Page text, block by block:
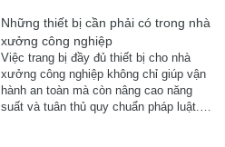
vận chuyển ...
thống sản xuất và
bền cao, khả
năng chịu tải tốt
và lắp đặt linh
hoạt, sản phẩm
Những thiết bị cần phải có trong nhà
xưởng công nghiệp
Việc trang bị đầy đủ thiết bị cho nhà
xưởng công nghiệp không chỉ giúp vận
hành an toàn mà còn nâng cao năng
suất và tuân thủ quy chuẩn pháp luật.